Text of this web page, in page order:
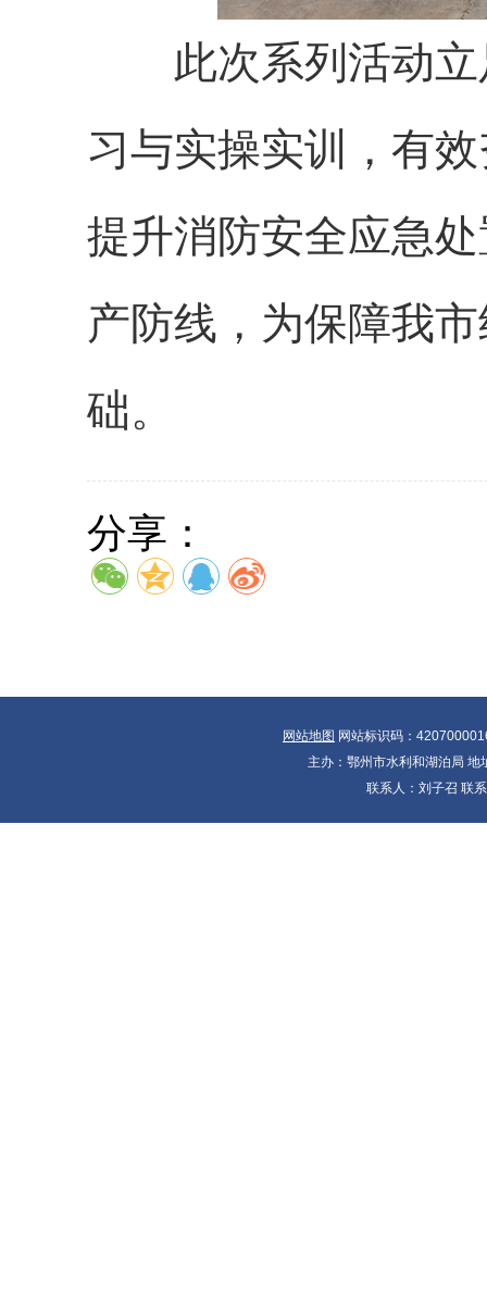
此次系列活动立
习与实操实训，有
提升消防安全应急
产防线，为保障我
础。
分享：
网站地图 网站标识码：
主办：鄂州市水利和湖泊局
联系人：刘子召 联